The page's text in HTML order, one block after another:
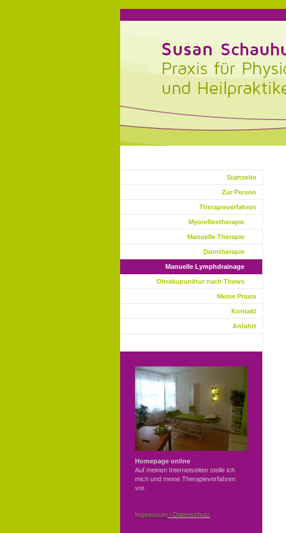
Startseite
Zur Person
Therapieverfahren
Myoreflextherapie
Manuelle Therapie
Dorntherapie
Manuelle Lymphdrainage
Ohrakupunktur nach Thews
Meine Praxis
Kontakt
Anfahrt
Homepage online
Auf meinen Internetseiten stelle ich
mich und meine Therapieverfahren
vor.
Impressum / Datenschutz